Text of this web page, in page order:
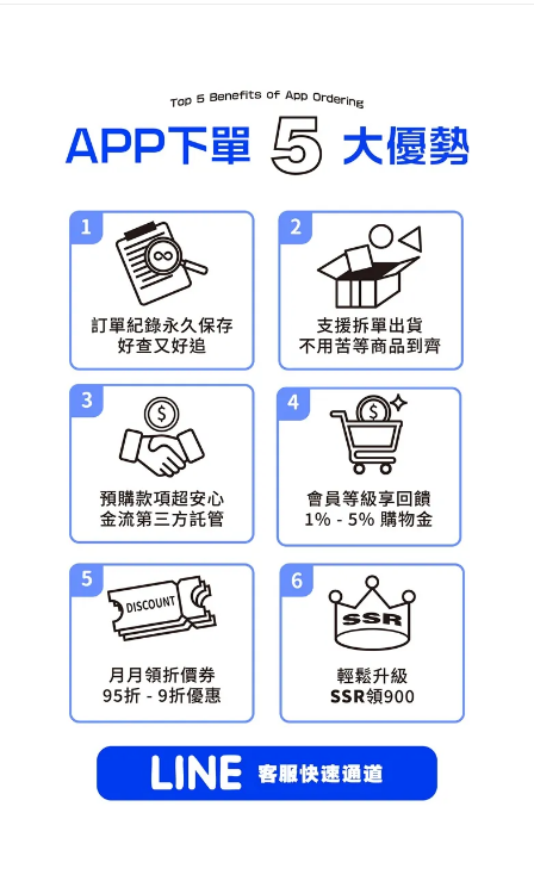
每筆NT$90，滿NT$3,000(含以上)免運費
預購-宅配(舊)
每筆NT$120，滿NT$3,000(含以上)免運費
預購-宅配(離島)(舊)
每筆NT$160，滿NT$3,000(含以上)免運費
東海門市自取，需自備購物袋取貨唷。